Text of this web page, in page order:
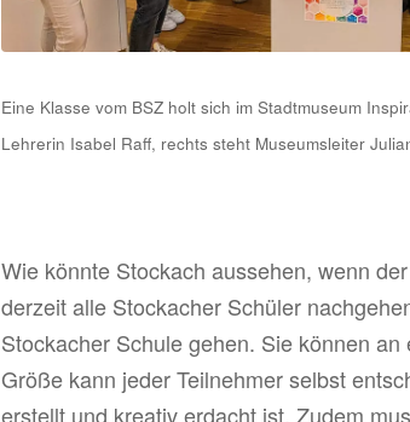
Eine Klasse vom BSZ holt sich im Stadtmuseum
Lehrerin Isabel Raff, rechts steht Museumsleiter
Wie könnte Stockach aussehen, wenn
derzeit alle Stockacher Schüler
Stockacher Schule gehen. Sie können
Größe kann jeder Teilnehmer selbst
erstellt und kreativ erdacht ist. Zudem